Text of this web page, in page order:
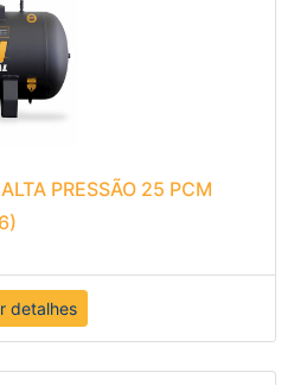
PRESSÃO 25 PCM
detalhes